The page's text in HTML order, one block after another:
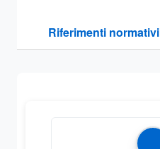
Riferimenti normativi
Sezione compressa